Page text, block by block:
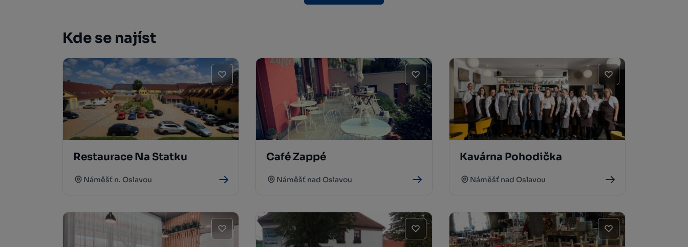
Kde se najíst
Restaurace Na Statku
Náměšť n. Oslavou
Café Zappé
Náměšť nad Oslavou
Kavárna Pohodička
Náměšť nad Oslavou